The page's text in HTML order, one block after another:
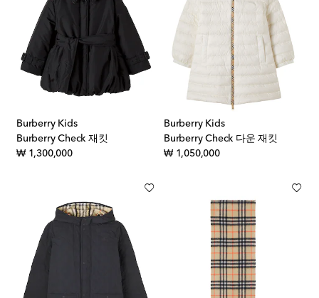
Burberry Kids
Burberry Check 재킷
₩ 1,300,000original price
Burberry Kids
Burberry Check 다운 재킷
₩ 1,050,000original price